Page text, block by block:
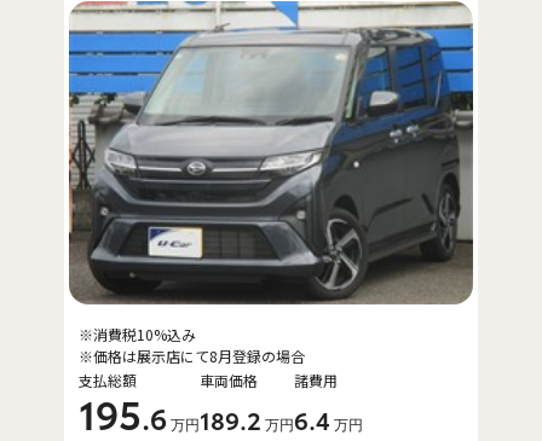
支払総額
195.6 万円
車両価格
189.2 万円
諸費用
6.4 万円
※消費税10%込み
※価格は展示店にて8月登録の場合